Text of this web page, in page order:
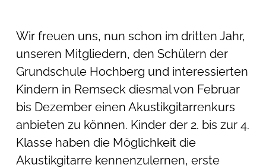
Wir freuen uns, nun schon im dritten Jahr,
unseren Mitgliedern, den Schülern der
Grundschule Hochberg und interessierten
Kindern in Remseck diesmal von Februar
bis Dezember einen Akustikgitarrenkurs
anbieten zu können. Kinder der 2. bis zur 4.
Klasse haben die Möglichkeit die
Akustikgitarre kennenzulernen, erste